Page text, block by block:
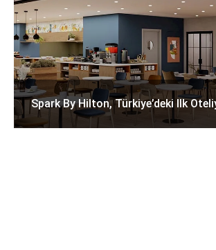
Spark By Hilton, Türkiye’deki Ilk